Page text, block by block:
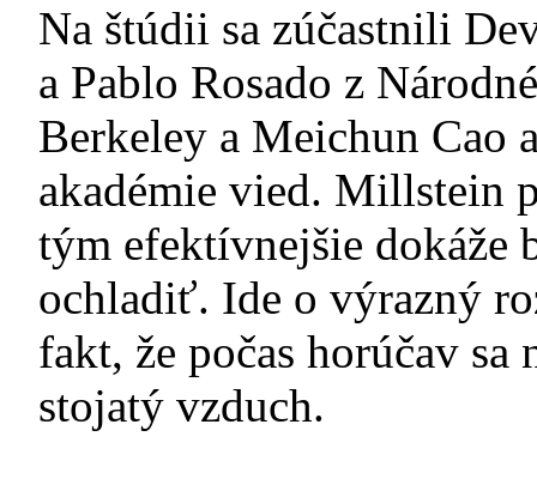
Na štúdii sa zúčastnili
a Pablo Rosado z
Berkeley a Meichun Cao
akadémie vied. Millstein
tým efektívnejšie dokáže
ochladiť. Ide o výrazný
fakt, že počas horúčav sa
stojatý vzduch.